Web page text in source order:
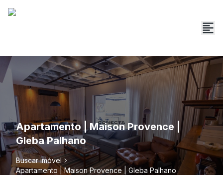
Apartamento | Maison Provence |
Gleba Palhano
Buscar imóvel
Apartamento | Maison Provence | Gleba Palhano